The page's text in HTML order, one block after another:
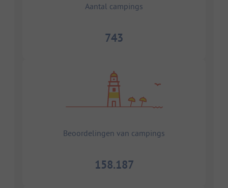
Aantal campings
743
Beoordelingen van campings
158.187